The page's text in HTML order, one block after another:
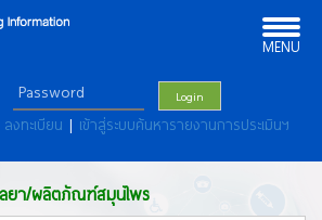
Toggle
navigation
MENU
Login
ลงทะเบียน | เข้าสู่ระบบค้นหารายงานการประเมินฯ
ลยา/ผลิตภัณฑ์สมุนไพร